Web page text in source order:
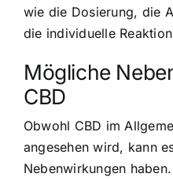
wie die Dosierung, die
die individuelle
Mögliche
CBD
Obwohl CBD im
angesehen wird, kann
Nebenwirkungen